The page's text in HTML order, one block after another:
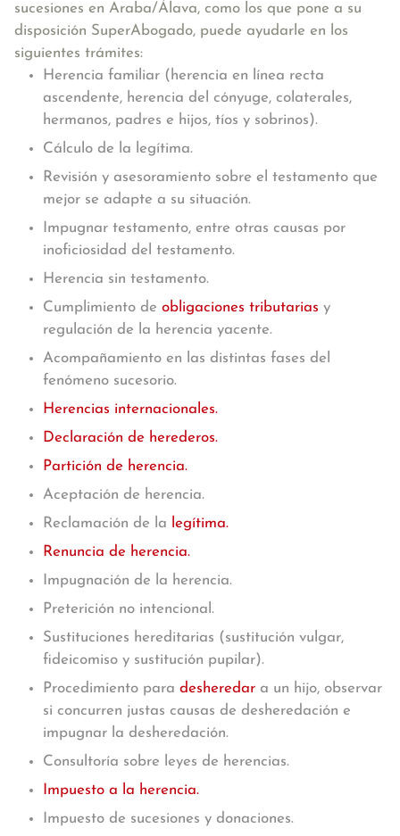
sucesiones en Araba/Álava, como los que pone a su
disposición SuperAbogado, puede ayudarle en los
siguientes trámites:
Herencia familiar (herencia en línea recta
ascendente, herencia del cónyuge, colaterales,
hermanos, padres e hijos, tíos y sobrinos).
Cálculo de la legítima.
Revisión y asesoramiento sobre el testamento que
mejor se adapte a su situación.
Impugnar testamento, entre otras causas por
inoficiosidad del testamento.
Herencia sin testamento.
Cumplimiento de obligaciones tributarias y
regulación de la herencia yacente.
Acompañamiento en las distintas fases del
fenómeno sucesorio.
Herencias internacionales.
Declaración de herederos.
Partición de herencia.
Aceptación de herencia.
Reclamación de la legítima.
Renuncia de herencia.
Impugnación de la herencia.
Preterición no intencional.
Sustituciones hereditarias (sustitución vulgar,
fideicomiso y sustitución pupilar).
Procedimiento para desheredar a un hijo, observar
si concurren justas causas de desheredación e
impugnar la desheredación.
Consultoría sobre leyes de herencias.
Impuesto a la herencia.
Impuesto de sucesiones y donaciones.